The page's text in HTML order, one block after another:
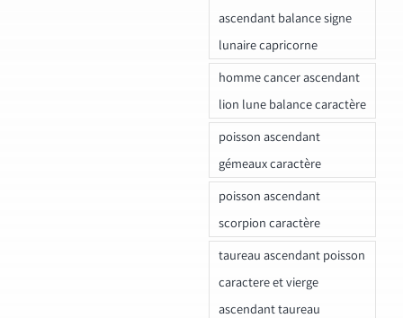
ascendant balance signe
lunaire capricorne
homme cancer ascendant
lion lune balance caractère
poisson ascendant
gémeaux caractère
poisson ascendant
scorpion caractère
taureau ascendant poisson
caractere et vierge
ascendant taureau